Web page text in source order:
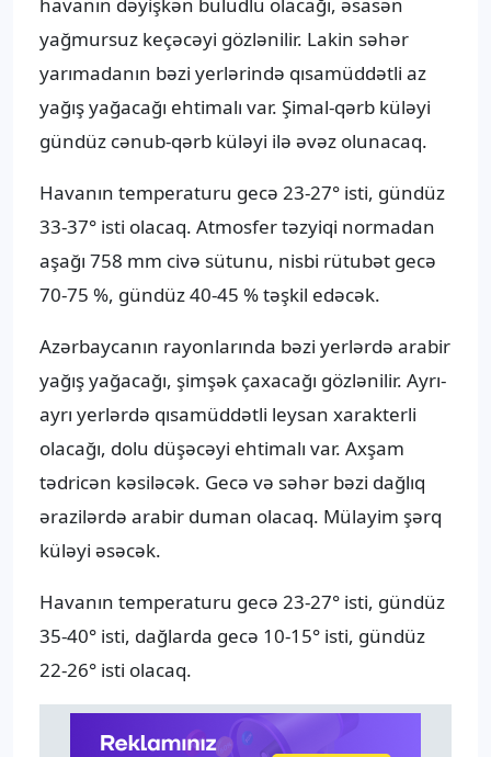
havanın dəyişkən buludlu olacağı, əsasən
yağmursuz keçəcəyi gözlənilir. Lakin səhər
yarımadanın bəzi yerlərində qısamüddətli az
yağış yağacağı ehtimalı var. Şimal-qərb küləyi
gündüz cənub-qərb küləyi ilə əvəz olunacaq.
Havanın temperaturu gecə 23-27° isti, gündüz
33-37° isti olacaq. Atmosfer təzyiqi normadan
aşağı 758 mm civə sütunu, nisbi rütubət gecə
70-75 %, gündüz 40-45 % təşkil edəcək.
Azərbaycanın rayonlarında bəzi yerlərdə arabir
yağış yağacağı, şimşək çaxacağı gözlənilir. Ayrı-
ayrı yerlərdə qısamüddətli leysan xarakterli
olacağı, dolu düşəcəyi ehtimalı var. Axşam
tədricən kəsiləcək. Gecə və səhər bəzi dağlıq
ərazilərdə arabir duman olacaq. Mülayim şərq
küləyi əsəcək.
Havanın temperaturu gecə 23-27° isti, gündüz
35-40° isti, dağlarda gecə 10-15° isti, gündüz
22-26° isti olacaq.